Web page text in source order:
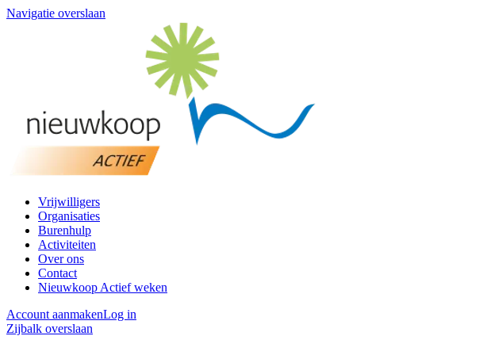
Navigatie overslaan
Vrijwilligers
Organisaties
Burenhulp
Activiteiten
Over ons
Contact
Nieuwkoop Actief weken
Account aanmakenLog in
Zijbalk overslaan